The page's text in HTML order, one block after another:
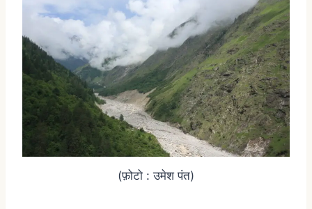
(फ़ोटो : उमेश पंत)